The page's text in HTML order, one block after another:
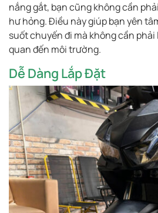
nắng gắt, bạn cũng không cần
hư hỏng. Điều này giúp bạn yên
suốt chuyến đi mà không cần phải
quan đến môi trường.
Dễ Dàng Lắp Đặt